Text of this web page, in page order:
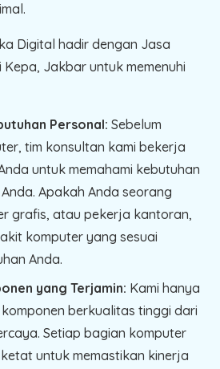
Digital hadir dengan Jasa
Jakbar untuk memenuhi
Personal: Sebelum
tim konsultan kami bekerja
untuk memahami kebutuhan
Apakah Anda seorang
grafis, atau pekerja kantoran,
komputer yang sesuai
Anda.
yang Terjamin: Kami hanya
berkualitas tinggi dari
Setiap bagian komputer
untuk memastikan kinerja